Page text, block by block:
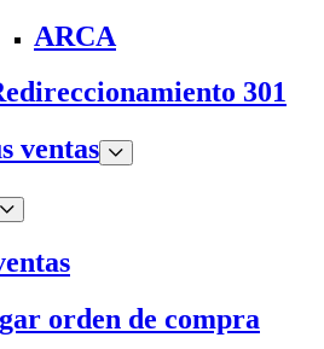
ARCA
301
ventas
orden de compra